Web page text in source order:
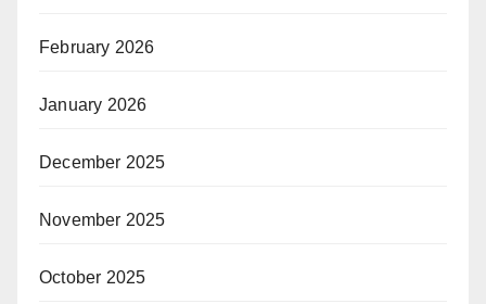
February 2026
January 2026
December 2025
November 2025
October 2025